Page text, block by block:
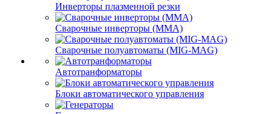
Инверторы плазменной резки
Сварочные инверторы (MMA)
Сварочные полуавтоматы (MIG-MAG)
Автотранформаторы
Блоки автоматического управления